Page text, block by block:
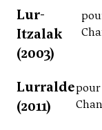
Lur-
Itzalak
(2003)
Lurralde
(2011)
pour